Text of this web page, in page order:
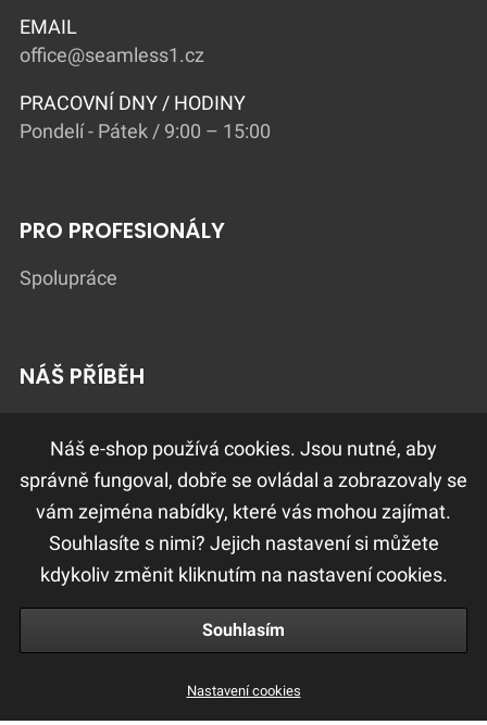
EMAIL
office@seamless1.cz
PRACOVNÍ DNY / HODINY
Pondelí - Pátek / 9:00 – 15:00
PRO PROFESIONÁLY
Spolupráce
NÁŠ PŘÍBĚH
DŮLEŽITÉ ODKAZY
Ochrana osobních údajů
Obchodní a reklamační podmínky
Náš e-shop používá cookies. Jsou nutné, aby
správně fungoval, dobře se ovládal a zobrazovaly se
vám zejména nabídky, které vás mohou zajímat.
Souhlasíte s nimi? Jejich nastavení si můžete
kdykoliv změnit kliknutím na nastavení cookies.
Souhlasím
Nastavení cookies